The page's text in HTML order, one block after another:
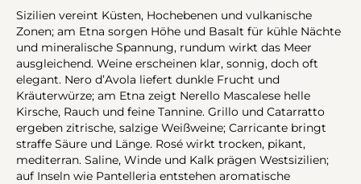
Sizilien vereint Küsten, Hochebenen und vulkanische
Zonen; am Etna sorgen Höhe und Basalt für kühle Nächte
und mineralische Spannung, rundum wirkt das Meer
ausgleichend. Weine erscheinen klar, sonnig, doch oft
elegant. Nero d’Avola liefert dunkle Frucht und
Kräuterwürze; am Etna zeigt Nerello Mascalese helle
Kirsche, Rauch und feine Tannine. Grillo und Catarratto
ergeben zitrische, salzige Weißweine; Carricante bringt
straffe Säure und Länge. Rosé wirkt trocken, pikant,
mediterran. Saline, Winde und Kalk prägen Westsizilien;
auf Inseln wie Pantelleria entstehen aromatische